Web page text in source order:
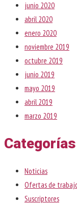
junio 2020
abril 2020
enero 2020
noviembre 2019
octubre 2019
junio 2019
mayo 2019
abril 2019
marzo 2019
Categorías
Noticias
Ofertas de
Suscriptores